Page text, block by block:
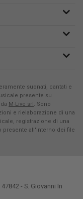
suonati, cantati e
presente su
M-Live srl . Sono
e rielaborazione di una
registrazione di una
presente all'interno dei file
- S. Giovanni In